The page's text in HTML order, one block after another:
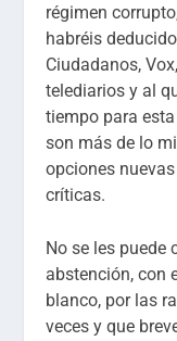
régimen
habréis
Ciudadanos,
telediarios y al
tiempo para
son más de lo
opciones
críticas.
No se les puede
abstención, con
blanco, por las
veces y que